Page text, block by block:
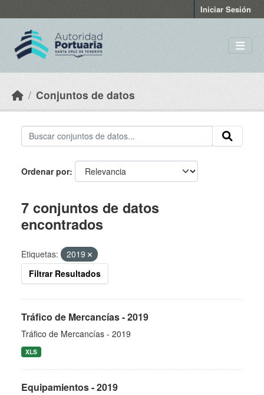
Iniciar Sesión
Conjuntos de datos
Ordenar por
7 conjuntos de datos
encontrados
Etiquetas:
2019
Filtrar Resultados
Tráfico de Mercancías - 2019
Tráfico de Mercancías - 2019
XLS
Equipamientos - 2019